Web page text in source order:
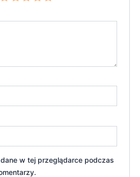
w tej przeglądarce podczas